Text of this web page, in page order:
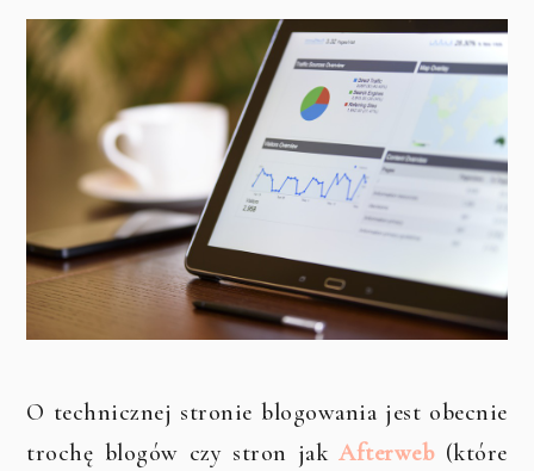
O technicznej stronie blogowania jest obecnie
trochę blogów czy stron jakAfterweb (które